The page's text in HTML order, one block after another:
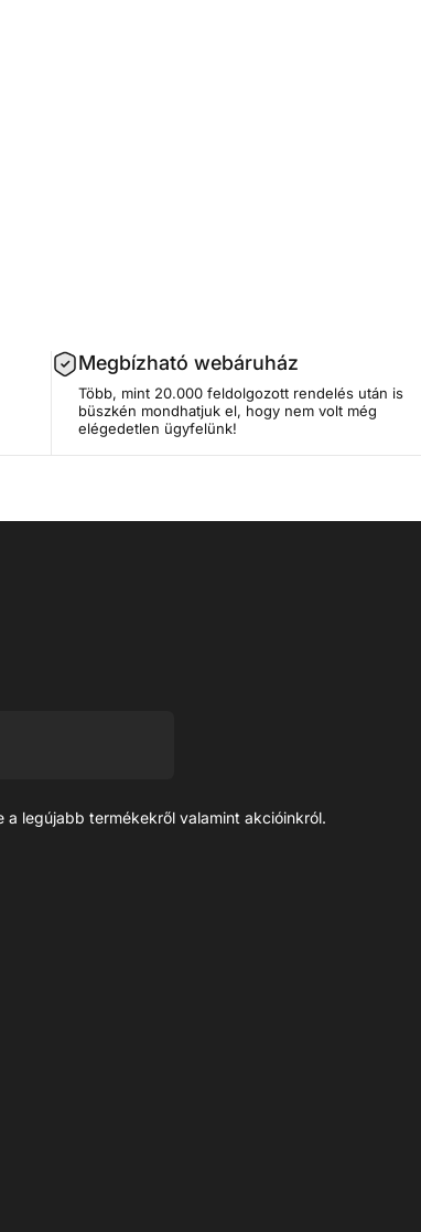
Megbízható webáruház
Több, mint 20.000 feldolgozott rendelés után is
büszkén mondhatjuk el, hogy nem volt még
elégedetlen ügyfelünk!
legújabb termékekről valamint akcióinkról.